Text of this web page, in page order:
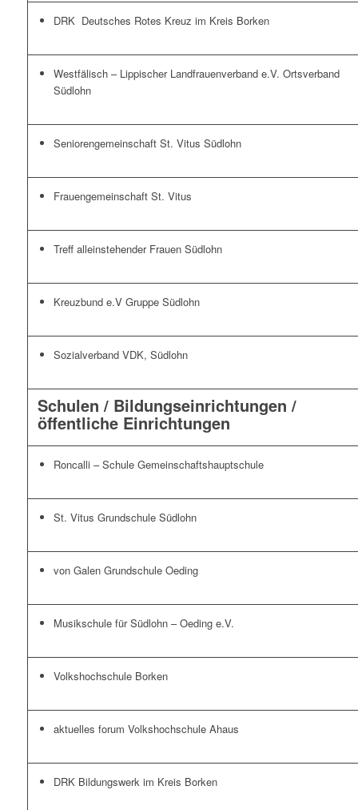
DRK Deutsches Rotes Kreuz im Kreis Borken
Westfälisch – Lippischer Landfrauenverband e.V. Ortsverband
Südlohn
Seniorengemeinschaft St. Vitus Südlohn
Frauengemeinschaft St. Vitus
Treff alleinstehender Frauen Südlohn
Kreuzbund e.V Gruppe Südlohn
Sozialverband VDK, Südlohn
Schulen / Bildungseinrichtungen /
öffentliche Einrichtungen
Roncalli – Schule Gemeinschaftshauptschule
St. Vitus Grundschule Südlohn
von Galen Grundschule Oeding
Musikschule für Südlohn – Oeding e.V.
Volkshochschule Borken
aktuelles forum Volkshochschule Ahaus
DRK Bildungswerk im Kreis Borken